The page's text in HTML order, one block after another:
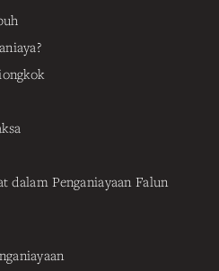
dalam Penganiayaan Falun